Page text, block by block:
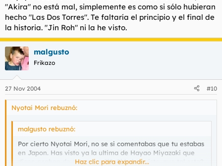
"Akira" no está mal, simplemente es como si sólo hubieran
hecho "Las Dos Torres". Te faltaría el principio y el final de
la historia. "Jin Roh" ni la he visto.
malgusto
Frikazo
27 Nov 2004 #10
Nyotai Mori rebuznó:
malgusto rebuznó:
Por cierto Nyotai Mori, no se si comentabas que tu estabas
en Japon. Has visto ya la ultima de Hayao Miyazaki que
dicen acaban de estrenar alli?. Si la has visto, que tal esta?.
Haz clic para expandir...